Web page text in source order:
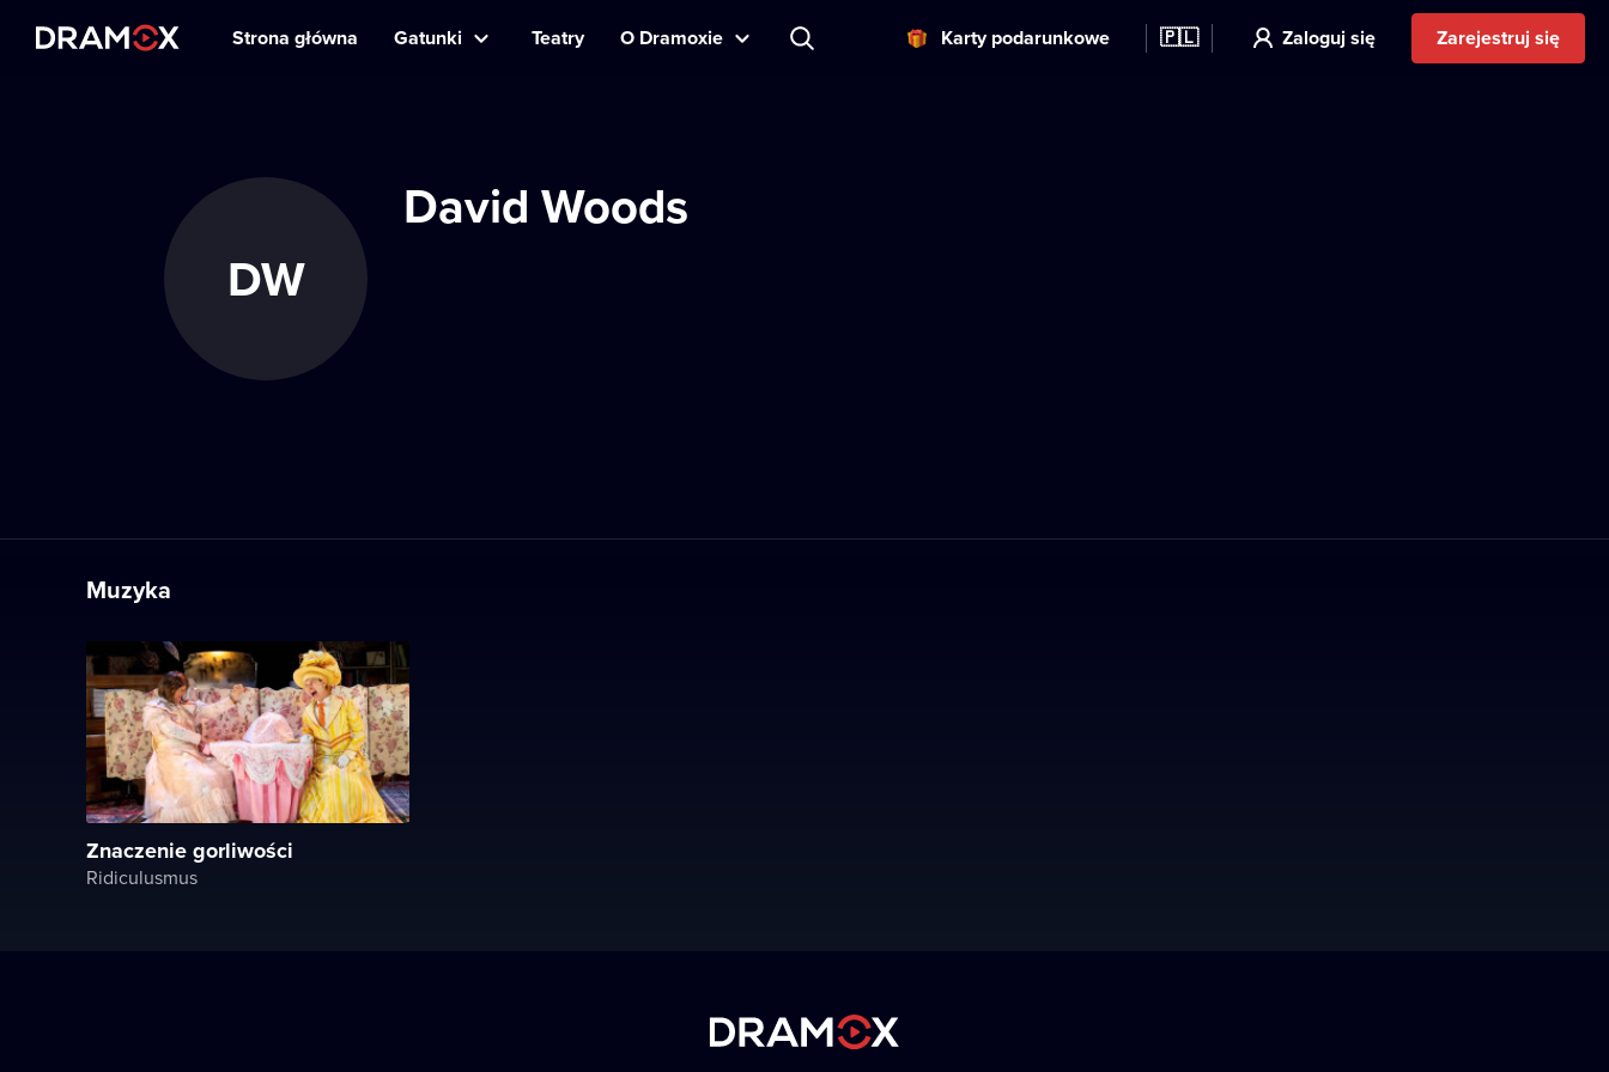
Strona główna Gatunki Teatry O Dramoxie Karty podarunkowe 🇵🇱 Zaloguj się Zarejestruj się
DW
David Woods
Muzyka
Znaczenie gorliwości
Ridiculusmus